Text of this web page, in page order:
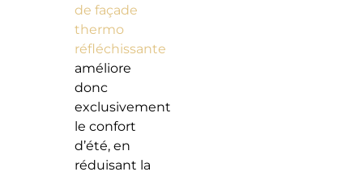
de façade
thermo
réfléchissante
améliore
donc
exclusivement
le confort
d’été, en
réduisant la